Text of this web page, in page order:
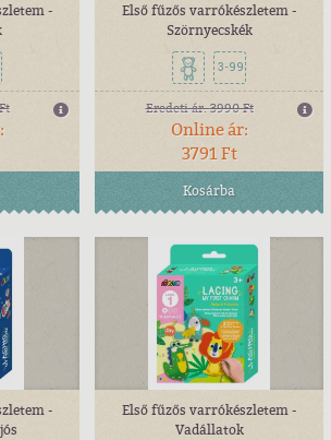
-
Első fűzős varrókészletem -
Szörnyecskék
3-99
Eredeti ár:3990 Ft
Online ár:
3791 Ft
Kosárba
-
Első fűzős varrókészletem -
Vadállatok